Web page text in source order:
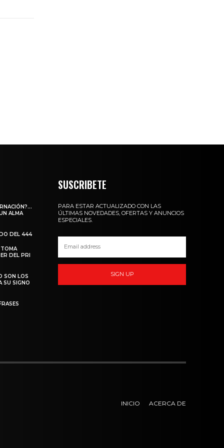
ALMA
DEL 444
DEL PRI
SON LOS
SU SIGNO
SUSCRIBETE
PARA ESTAR ACTUALIZADO CON LAS
ÚLTIMAS NOVEDADES, OFERTAS Y ANUNCIOS
ESPECIALES.
SIGN UP
INICIO ACERCA DE